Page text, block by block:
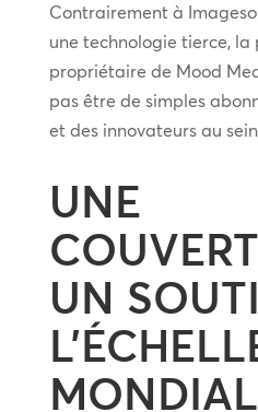
Contrairement à
une technologie tierce, la
propriétaire de Mood
pas être de simples
et des innovateurs au
UNE
UN